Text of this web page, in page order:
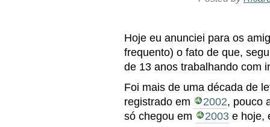
Hoje eu anunciei para os
frequento) o fato de que,
de 13 anos trabalhando com
Foi mais de uma década de
registrado em
2002, pouco
só chegou em
2003 e hoje,